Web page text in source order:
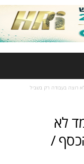
רוצה בעבודה רק בשביל
לא
/